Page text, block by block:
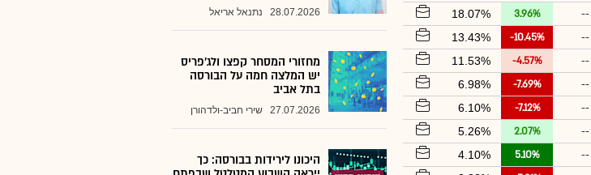
--
3.96%
18.07%
--
-10.45%
13.43%
--
-4.57%
11.53%
--
-7.69%
6.98%
--
-7.12%
6.10%
--
2.07%
5.26%
--
5.10%
4.10%
28.07.2026 נתנאל אריאל
מחזורי המסחר קפצו ולג'פריס
יש המלצה חמה על הבורסה
בתל אביב
27.07.2026 שירי חביב-ולדהורן
היכונו לירידות בבורסה: כך